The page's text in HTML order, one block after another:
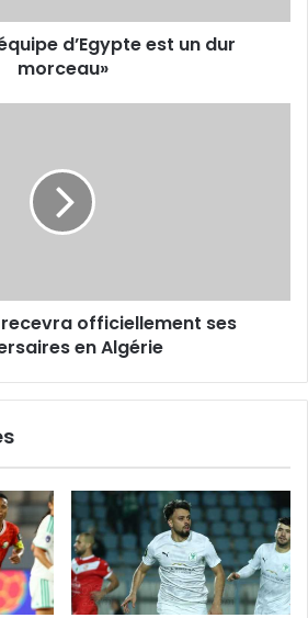
d’Egypte est un dur
morceau»
recevra officiellement ses
en Algérie